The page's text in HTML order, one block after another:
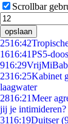
Scrollbar
opslaan
2516:42
1616:41PS5-
916:29
2316:25Kabinet
laagwater
2816:21Meer
jij je intimideren?
3116:19Duitser